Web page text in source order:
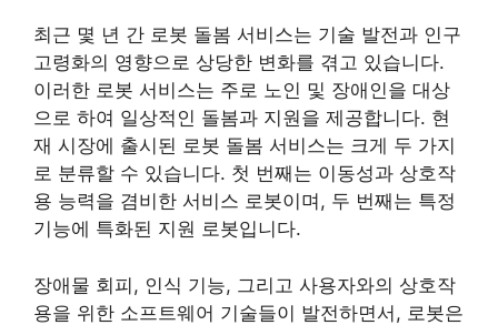
최근 몇 년 간 로봇 돌봄 서비스는 기술 발전과 인구
고령화의 영향으로 상당한 변화를 겪고 있습니다.
이러한 로봇 서비스는 주로 노인 및 장애인을 대상
으로 하여 일상적인 돌봄과 지원을 제공합니다. 현
재 시장에 출시된 로봇 돌봄 서비스는 크게 두 가지
로 분류할 수 있습니다. 첫 번째는 이동성과 상호작
용 능력을 겸비한 서비스 로봇이며, 두 번째는 특정
기능에 특화된 지원 로봇입니다.
장애물 회피, 인식 기능, 그리고 사용자와의 상호작
용을 위한 소프트웨어 기술들이 발전하면서, 로봇은